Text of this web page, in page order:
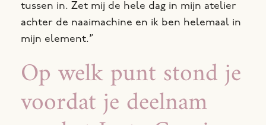
tussen in. Zet mij de hele dag in mijn atelier
achter de naaimachine en ik ben helemaal in
mijn element.”
Op welk punt stond je
voordat je deelnam